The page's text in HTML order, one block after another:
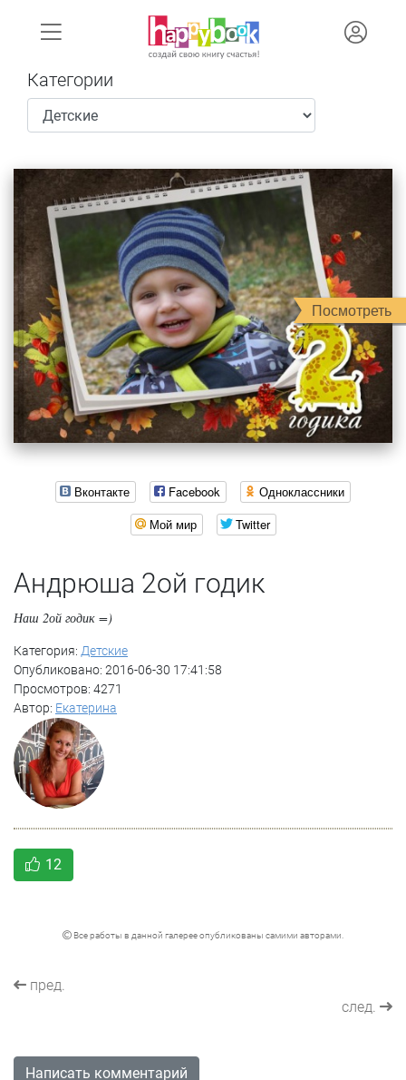
Категории
Посмотреть
Вконтакте Facebook
Одноклассники
Мой мир
Twitter
Андрюша 2ой годик
Наш 2ой годик =)
Категория: Детские
Опубликовано: 2016-06-30 17:41:58
Просмотров: 4271
Автор: Екатерина
12
Все работы в данной галерее опубликованы самими авторами.
пред.
след.
Написать комментарий